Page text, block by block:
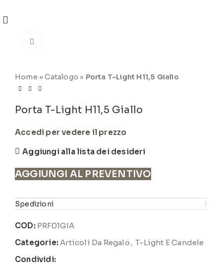
Home »Catalogo » Porta T-Light H11,5 Giallo
Porta T-Light H11,5 Giallo
Accedi per vedere il prezzo
Aggiungi alla lista dei desideri
AGGIUNGI AL PREVENTIVO
Spedizioni
COD: PRF01GIA
Categorie: Articoli Da Regalo , T-Light E Candele
Condividi: